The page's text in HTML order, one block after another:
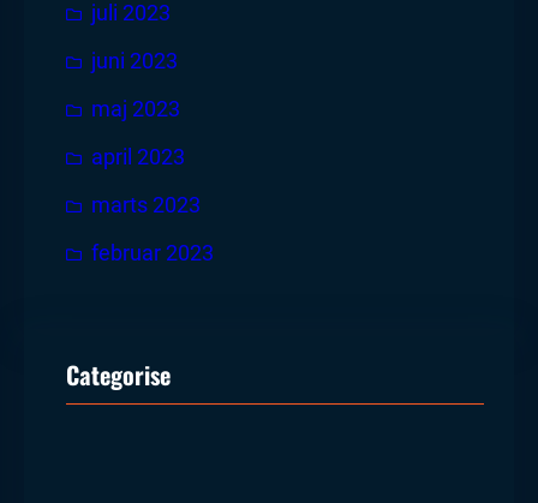
juli 2023
juni 2023
maj 2023
april 2023
marts 2023
februar 2023
Categorise